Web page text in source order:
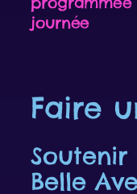
journée
Faire
Belle